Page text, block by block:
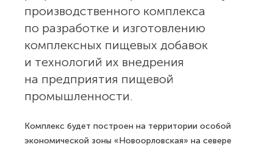
производственного комплекса
по разработке и изготовлению
комплексных пищевых добавок
и технологий их внедрения
на предприятия пищевой
промышленности.
Комплекс будет построен на территории особой
экономической зоны «Новоорловская» на севере